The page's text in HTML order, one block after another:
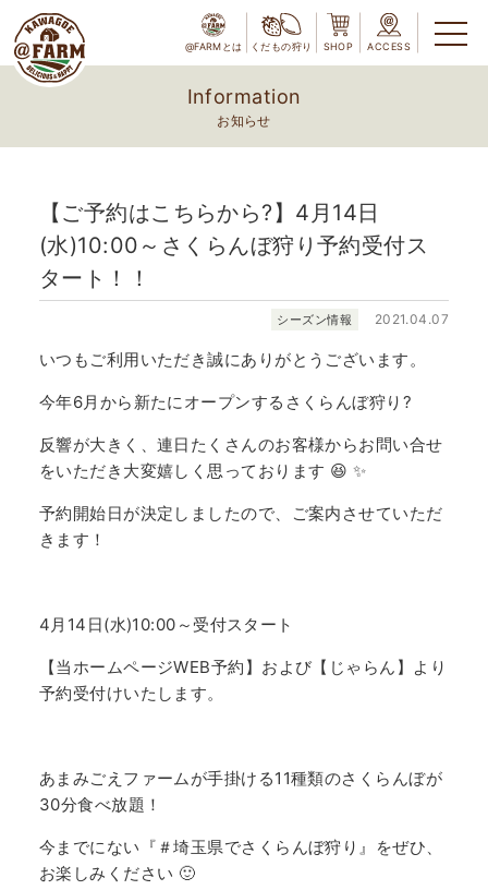
@FARMとは くだもの狩り SHOP ACCESS
Information
お知らせ
【ご予約はこちらから?】4月14日
(水)10:00～さくらんぼ狩り予約受付ス
タート！！
シーズン情報 2021.04.07
いつもご利用いただき誠にありがとうございます。
今年6月から新たにオープンするさくらんぼ狩り?
反響が大きく、連日たくさんのお客様からお問い合せ
をいただき大変嬉しく思っております 😆 ✨
予約開始日が決定しましたので、ご案内させていただ
きます！
4月14日(水)10:00～受付スタート
【当ホームページWEB予約】および【じゃらん】より
予約受付けいたします。
あまみごえファームが手掛ける11種類のさくらんぼが
30分食べ放題！
今までにない『＃埼玉県でさくらんぼ狩り』をぜひ、
お楽しみください 🙂